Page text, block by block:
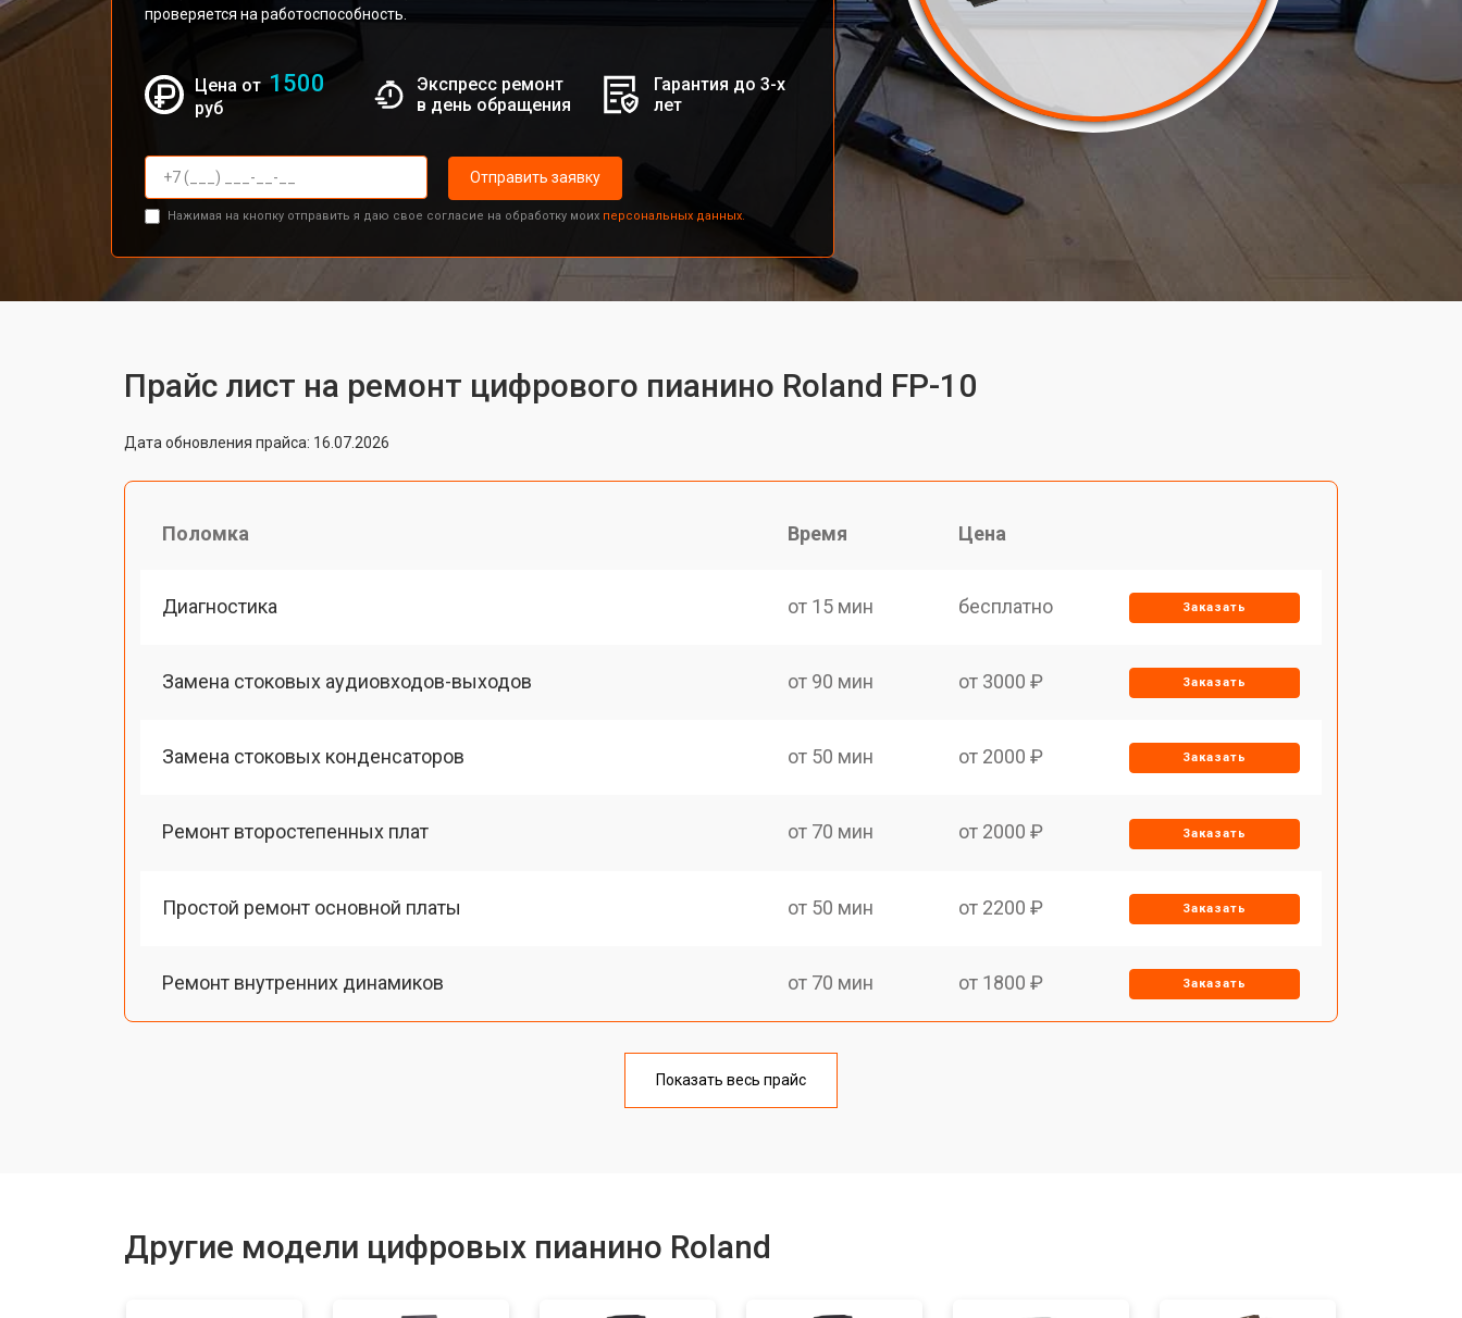
проверяется на работоспособность.
Цена от 1500
руб
Экспресс ремонт
в день обращения
Гарантия до 3-х
лет
Отправить заявку
Нажимая на кнопку отправить я даю свое согласие на обработку моих персональных данных.
Прайс лист на ремонт цифрового пианино Roland FP-10
Дата обновления прайса: 16.07.2026
Поломка Время Цена
Диагностика от 15 мин бесплатно Заказать
Замена стоковых аудиовходов-выходов от 90 мин от 3000 ₽ Заказать
Замена стоковых конденсаторов от 50 мин от 2000 ₽ Заказать
Ремонт второстепенных плат от 70 мин от 2000 ₽ Заказать
Простой ремонт основной платы от 50 мин от 2200 ₽ Заказать
Ремонт внутренних динамиков от 70 мин от 1800 ₽ Заказать
от 50 мин
Показать весь прайс
Другие модели цифровых пианино Roland